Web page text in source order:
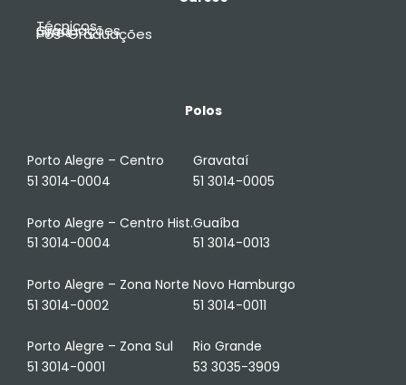
Técnicos
Graduações
Livres
Pós-Graduações
Polos
Porto Alegre – Centro
51 3014-0004
Porto Alegre – Centro Hist.
51 3014-0004
Porto Alegre – Zona Norte
51 3014-0002
Porto Alegre – Zona Sul
51 3014-0001
Gravataí
51 3014-0005
Guaíba
51 3014-0013
Novo Hamburgo
51 3014-0011
Rio Grande
53 3035-3909